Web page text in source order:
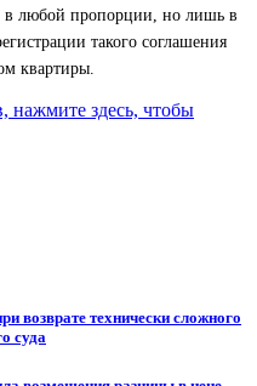
в любой пропорции, но лишь в
такого соглашения
квартиры.
нажмите здесь, чтобы
возврате технически сложного
суда